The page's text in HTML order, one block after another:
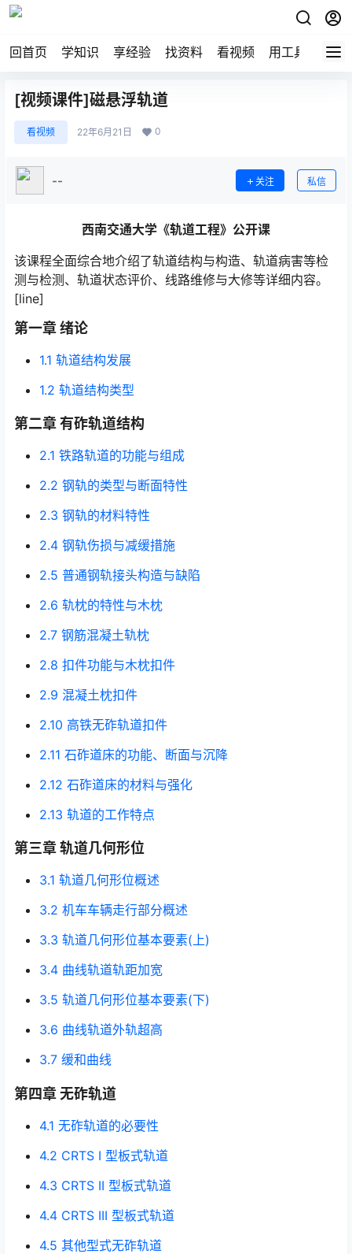
回首页 学知识 享经验 找资料 看视频 用工具 论技
[视频课件]磁悬浮轨道
看视频 22年6月21日 0
-- 关注 私信
西南交通大学《轨道工程》公开课
该课程全面综合地介绍了轨道结构与构造、轨道病害等检
测与检测、轨道状态评价、线路维修与大修等详细内容。
[line]
第一章 绪论
1.1 轨道结构发展
1.2 轨道结构类型
第二章 有砟轨道结构
2.1 铁路轨道的功能与组成
2.2 钢轨的类型与断面特性
2.3 钢轨的材料特性
2.4 钢轨伤损与减缓措施
2.5 普通钢轨接头构造与缺陷
2.6 轨枕的特性与木枕
2.7 钢筋混凝土轨枕
2.8 扣件功能与木枕扣件
2.9 混凝土枕扣件
2.10 高铁无砟轨道扣件
2.11 石砟道床的功能、断面与沉降
2.12 石砟道床的材料与强化
2.13 轨道的工作特点
第三章 轨道几何形位
3.1 轨道几何形位概述
3.2 机车车辆走行部分概述
3.3 轨道几何形位基本要素(上)
3.4 曲线轨道轨距加宽
3.5 轨道几何形位基本要素(下)
3.6 曲线轨道外轨超高
3.7 缓和曲线
第四章 无砟轨道
4.1 无砟轨道的必要性
4.2 CRTS I 型板式轨道
4.3 CRTS II 型板式轨道
4.4 CRTS III 型板式轨道
4.5 其他型式无砟轨道